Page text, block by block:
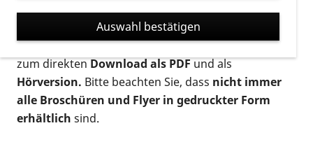
suchen. Die meisten Flyer und Broschüren werden in
verschiedenen Formaten angeboten: zur
postalischen Bestellung als gedruckte Variante
zum direktenDownload als PDFund als
Hörversion. Bitte beachten Sie, dass nicht immer
alle Broschüren und Flyer in gedruckter Form
erhältlich sind.
Auswahl bestätigen